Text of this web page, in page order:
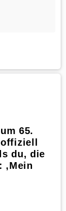
65.
du, die
‚Mein